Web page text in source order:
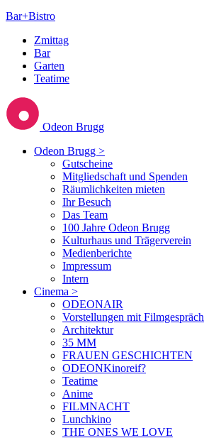
Bar+Bistro
Zmittag
Bar
Garten
Teatime
Odeon Brugg
Odeon Brugg >
Gutscheine
Mitgliedschaft und Spenden
Räumlichkeiten mieten
Ihr Besuch
Das Team
100 Jahre Odeon Brugg
Kulturhaus und Trägerverein
Medienberichte
Impressum
Intern
Cinema >
ODEONAIR
Vorstellungen mit Filmgespräch
Architektur
35 MM
FRAUEN GESCHICHTEN
ODEONKinoreif?
Teatime
Anime
FILMNACHT
Lunchkino
THE ONES WE LOVE